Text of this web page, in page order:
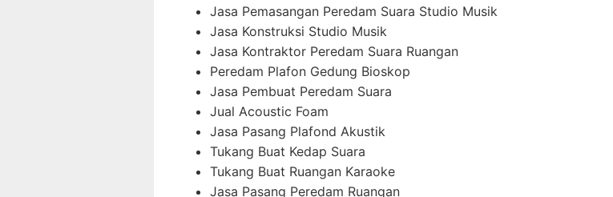
Jasa Pemasangan Peredam Suara Studio Musik
Jasa Konstruksi Studio Musik
Jasa Kontraktor Peredam Suara Ruangan
Peredam Plafon Gedung Bioskop
Jasa Pembuat Peredam Suara
Jual Acoustic Foam
Jasa Pasang Plafond Akustik
Tukang Buat Kedap Suara
Tukang Buat Ruangan Karaoke
Jasa Pasang Peredam Ruangan